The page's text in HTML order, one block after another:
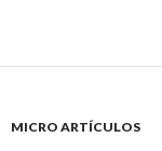
MICRO ARTÍCULOS